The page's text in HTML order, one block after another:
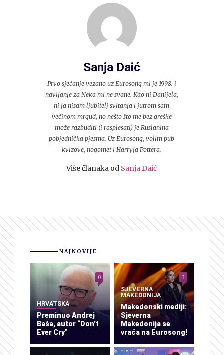
Sanja Daić
Prvo sjećanje vezano uz Eurosong mi je 1998. i
navijanje za Neka mi ne svane. Kao ni Danijela,
ni ja nisam ljubitelj svitanja i jutrom sam
većinom mrgud, no nešto što me bez greške
može razbuditi (i rasplesati) je Ruslanina
pobjednička pjesma. Uz Eurosong, volim pub
kvizove, nogomet i Harryja Pottera.
Više članaka od Sanja Daić
NAJNOVIJE
HRVATSKA
Preminuo Andrej
Baša, autor “Don’t
Ever Cry”
0
SJEVERNA
MAKEDONIJA
Makedonski mediji:
Sjeverna
Makedonija se
vraća na Eurosong!
3